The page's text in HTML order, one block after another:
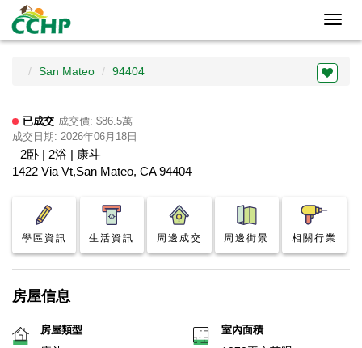
San Mateo 94404
已成交 成交價: $86.5萬
成交日期: 2026年06月18日
2卧 | 2浴 | 康斗
1422 Via Vt,San Mateo, CA 94404
學區資訊 生活資訊 周邊成交 周邊街景 相關行業
房屋信息
房屋類型 室內面積